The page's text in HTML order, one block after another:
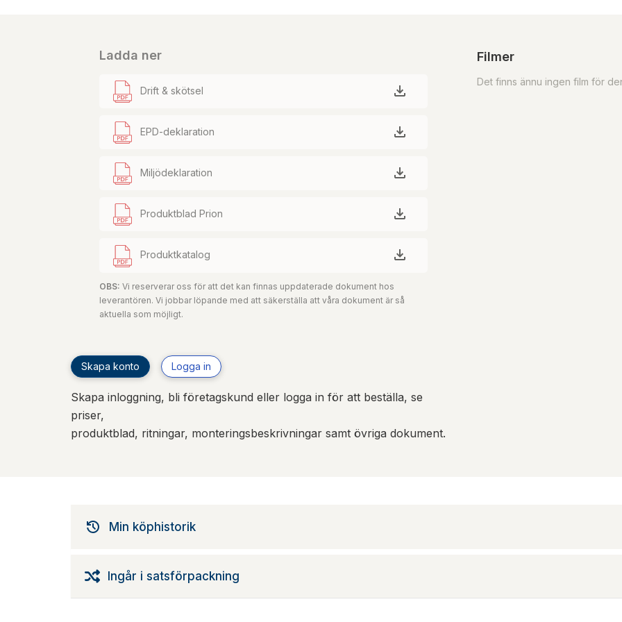
Ladda ner
Drift & skötsel
EPD-deklaration
Miljödeklaration
Produktblad Prion
Produktkatalog
OBS: Vi reserverar oss för att det kan finnas uppdaterade dokument hos
leverantören. Vi jobbar löpande med att säkerställa att våra dokument är så
aktuella som möjligt.
Skapa konto Logga in
Skapa inloggning, bli företagskund eller logga in för att beställa, se
priser,
produktblad, ritningar, monteringsbeskrivningar samt övriga dokument.
Filmer
Det finns ännu ingen film för
Min köphistorik
Ingår i satsförpackning